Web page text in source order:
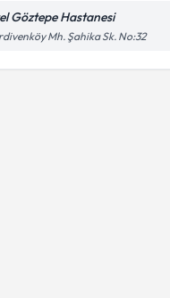
Göztepe Hastanesi
Mh. Şahika Sk. No:32